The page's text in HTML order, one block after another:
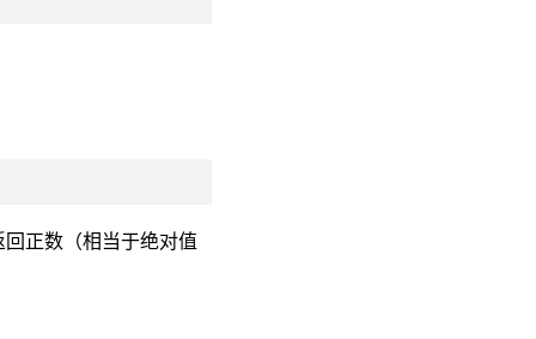
正数（相当于绝对值